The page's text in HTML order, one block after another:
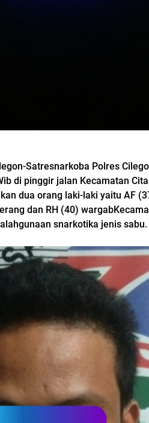
Satresnarkoba Polres
di pinggir jalan Kecamatan
dua orang laki-laki yaitu AF
dan RH (40)
snarkotika jenis sabu.